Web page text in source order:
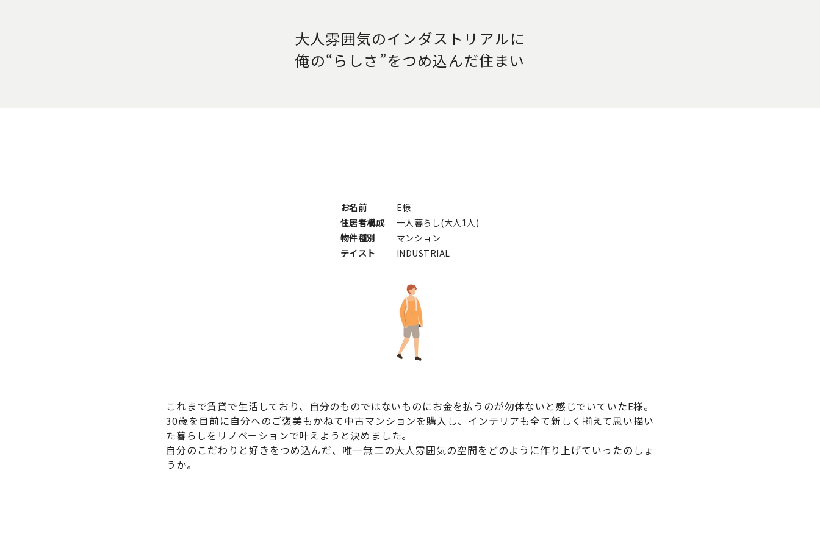
大人雰囲気のインダストリアルに
俺の“らしさ”をつめ込んだ住まい
お名前
E様
住居者構成
一人暮らし(大人1人)
物件種別
マンション
テイスト
INDUSTRIAL
これまで賃貸で生活しており、自分のものではないものにお金を払うのが勿体ないと感じでいていたE様。
30歳を目前に自分へのご褒美もかねて中古マンションを購入し、インテリアも全て新しく揃えて思い描い
た暮らしをリノベーションで叶えようと決めました。
自分のこだわりと好きをつめ込んだ、唯一無二の大人雰囲気の空間をどのように作り上げていったのしょ
うか。